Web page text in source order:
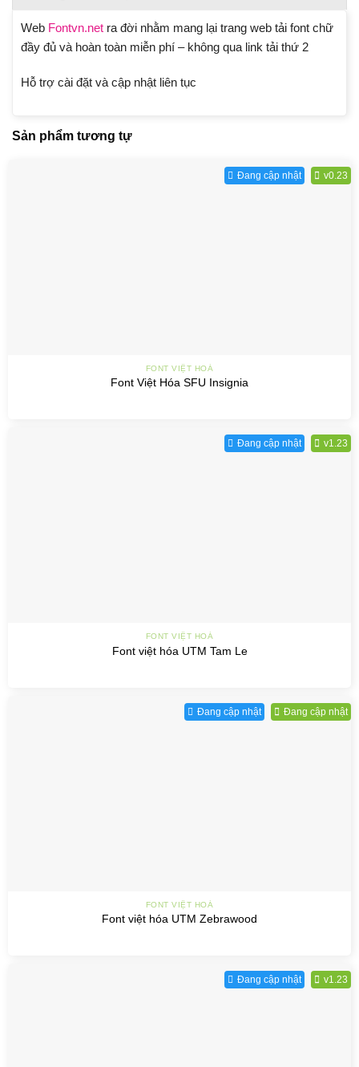
Web Fontvn.net ra đời nhằm mang lại trang web tải font chữ
đầy đủ và hoàn toàn miễn phí – không qua link tải thứ 2
Hỗ trợ cài đặt và cập nhật liên tục
Sản phẩm tương tự
Đang cập nhật v0.23
FONT VIỆT HOÁ
Font Việt Hóa SFU Insignia
Đang cập nhật v1.23
FONT VIỆT HOÁ
Font việt hóa UTM Tam Le
Đang cập nhật Đang cập nhật
FONT VIỆT HOÁ
Font việt hóa UTM Zebrawood
Đang cập nhật v1.23